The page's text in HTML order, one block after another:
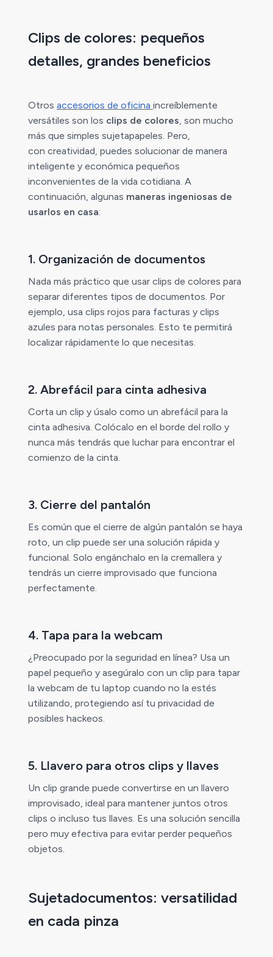
Clips de colores: pequeños
detalles, grandes beneficios
Otros accesorios de oficina increíblemente
versátiles son los clips de colores, son mucho
más que simples sujetapapeles. Pero,
con creatividad, puedes solucionar de manera
inteligente y económica pequeños
inconvenientes de la vida cotidiana. A
continuación, algunas maneras ingeniosas de
usarlos en casa:
1. Organización de documentos
Nada más práctico que usar clips de colores para
separar diferentes tipos de documentos. Por
ejemplo, usa clips rojos para facturas y clips
azules para notas personales. Esto te permitirá
localizar rápidamente lo que necesitas.
2. Abrefácil para cinta adhesiva
Corta un clip y úsalo como un abrefácil para la
cinta adhesiva. Colócalo en el borde del rollo y
nunca más tendrás que luchar para encontrar el
comienzo de la cinta.
3. Cierre del pantalón
Es común que el cierre de algún pantalón se haya
roto, un clip puede ser una solución rápida y
funcional. Solo engánchalo en la cremallera y
tendrás un cierre improvisado que funciona
perfectamente.
4. Tapa para la webcam
¿Preocupado por la seguridad en línea? Usa un
papel pequeño y asegúralo con un clip para tapar
la webcam de tu laptop cuando no la estés
utilizando, protegiendo así tu privacidad de
posibles hackeos.
5. Llavero para otros clips y llaves
Un clip grande puede convertirse en un llavero
improvisado, ideal para mantener juntos otros
clips o incluso tus llaves. Es una solución sencilla
pero muy efectiva para evitar perder pequeños
objetos.
Sujetadocumentos: versatilidad
en cada pinza